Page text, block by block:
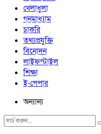
খেলাধুলা
গনমাধ্যাম
চাকরি
তথ্যপ্রযুক্তি
বিনোদন
লাইফস্টাইল
শিক্ষা
ই-পেপার
অন্যান্য